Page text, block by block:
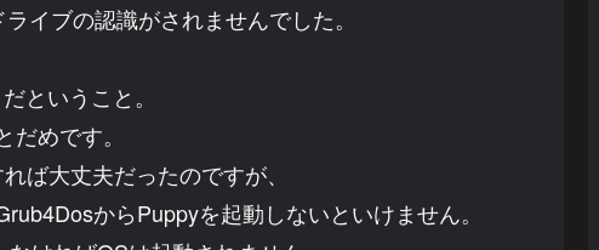
イブの認識がされませんでした。
ということ。
めです。
ば大丈夫だったのですが、
からPuppyを起動しないといけません。